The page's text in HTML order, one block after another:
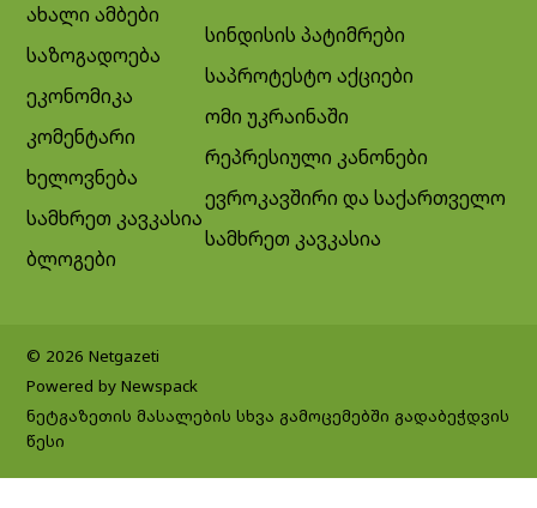
ახალი ამბები
საზოგადოება
ეკონომიკა
კომენტარი
ხელოვნება
სამხრეთ კავკასია
ბლოგები
სინდისის პატიმრები
საპროტესტო აქციები
ომი უკრაინაში
რეპრესიული კანონები
ევროკავშირი და საქართველო
სამხრეთ კავკასია
© 2026 Netgazeti
Powered by Newspack
ნეტგაზეთის მასალების სხვა გამოცემებში გადაბეჭდვის
წესი